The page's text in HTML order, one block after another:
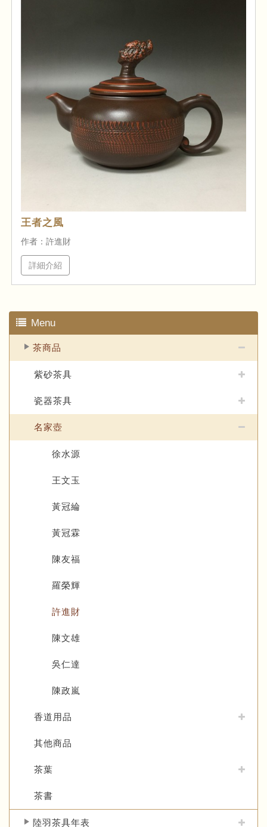
王者之風
作者：許進財
詳細介紹
Menu
茶商品
紫砂茶具
瓷器茶具
名家壺
徐水源
王文玉
黃冠綸
黃冠霖
陳友福
羅榮輝
許進財
陳文雄
吳仁達
陳政嵐
香道用品
其他商品
茶葉
茶書
陸羽茶具年表